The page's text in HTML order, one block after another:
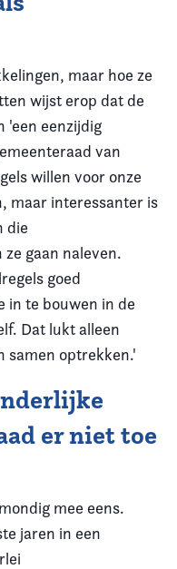
maar hoe ze
wijst erop dat de
'een eenzijdig
van
willen voor onze
maar interessanter is
die
gaan naleven.
goed
in te bouwen in de
Dat lukt alleen
samen optrekken.'
er niet toe
mee eens.
jaren in een